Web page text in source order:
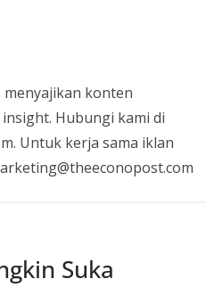
konten
Hubungi kami di
Untuk kerja sama iklan
Suka